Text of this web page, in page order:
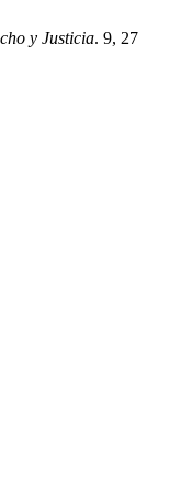
y Justicia. 9, 27